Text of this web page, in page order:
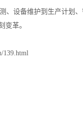
、设备维护到生产计划
变革。
139.html